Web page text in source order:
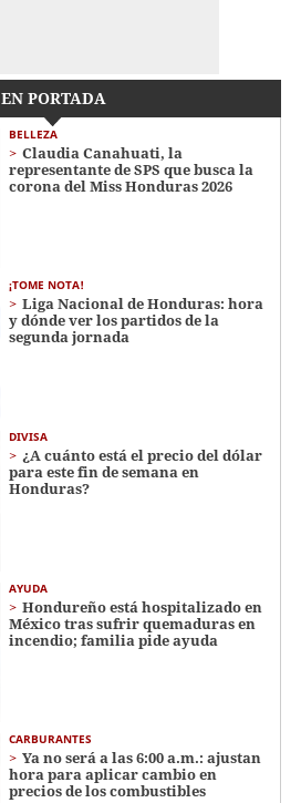
EN PORTADA
BELLEZA
Claudia Canahuati, la
representante de SPS que busca la
corona del Miss Honduras 2026
¡TOME NOTA!
Liga Nacional de Honduras: hora
y dónde ver los partidos de la
segunda jornada
DIVISA
¿A cuánto está el precio del dólar
para este fin de semana en
Honduras?
AYUDA
Hondureño está hospitalizado en
México tras sufrir quemaduras en
incendio; familia pide ayuda
CARBURANTES
Ya no será a las 6:00 a.m.: ajustan
hora para aplicar cambio en
precios de los combustibles